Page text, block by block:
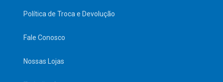
Política de Troca e Devolução
Fale Conosco
Nossas Lojas